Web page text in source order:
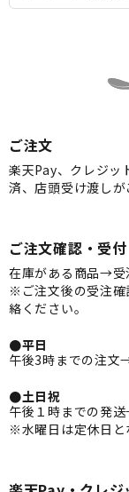
ご注文
楽天Pay、クレジッ
済、店頭受け渡しが
ご注文確認・受付
在庫がある商品→受
※ご注文後の受注確
絡ください。
●平日
午後3時までの注文
●土日祝
午後１時までの発
※水曜日は定休日と